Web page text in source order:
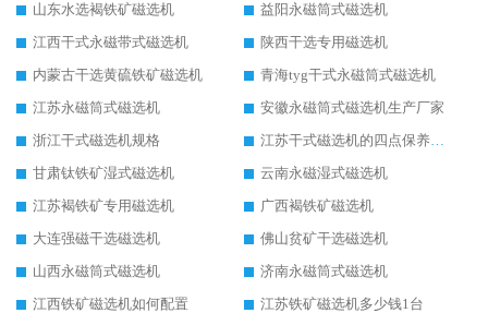
山东水选褐铁矿磁选机
益阳永磁筒式磁选机
江西干式永磁带式磁选机
陕西干选专用磁选机
内蒙古干选黄硫铁矿磁选机
青海tyg干式永磁筒式磁选机
江苏永磁筒式磁选机
安徽永磁筒式磁选机生产厂家
浙江干式磁选机规格
江苏干式磁选机的四点保养秘籍
甘肃钛铁矿湿式磁选机
云南永磁湿式磁选机
江苏褐铁矿专用磁选机
广西褐铁矿磁选机
大连强磁干选磁选机
佛山贫矿干选磁选机
山西永磁筒式磁选机
济南永磁筒式磁选机
江西铁矿磁选机如何配置
江苏铁矿磁选机多少钱1台